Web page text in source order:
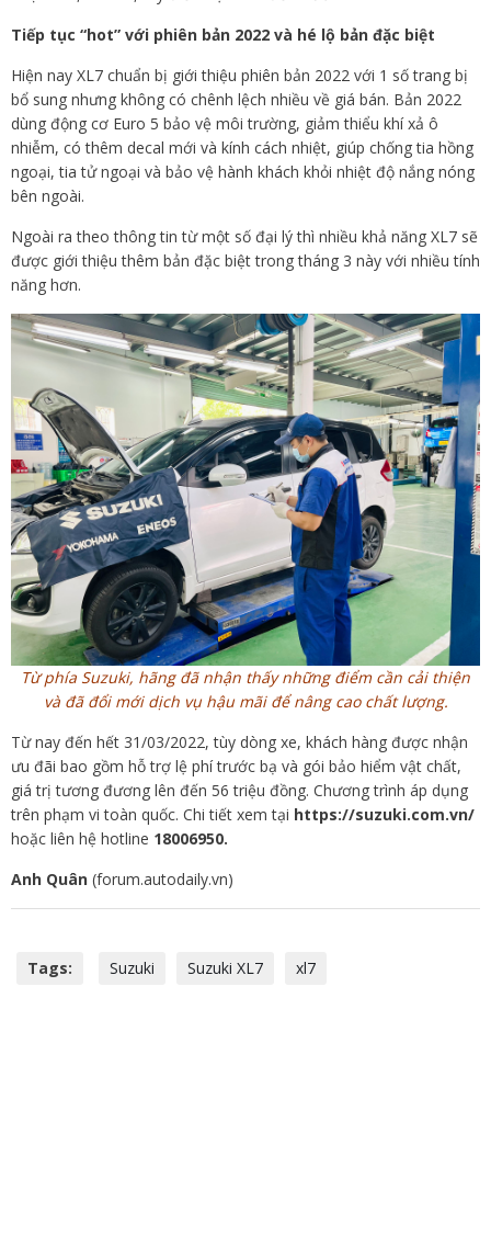
Tiếp tục “hot” với phiên bản 2022 và hé lộ bản đặc biệt
Hiện nay XL7 chuẩn bị giới thiệu phiên bản 2022 với 1 số trang bị
bổ sung nhưng không có chênh lệch nhiều về giá bán. Bản 2022
dùng động cơ Euro 5 bảo vệ môi trường, giảm thiểu khí xả ô
nhiễm, có thêm decal mới và kính cách nhiệt, giúp chống tia hồng
ngoại, tia tử ngoại và bảo vệ hành khách khỏi nhiệt độ nắng nóng
bên ngoài.
Ngoài ra theo thông tin từ một số đại lý thì nhiều khả năng XL7 sẽ
được giới thiệu thêm bản đặc biệt trong tháng 3 này với nhiều tính
năng hơn.
Từ phía Suzuki, hãng đã nhận thấy những điểm cần cải thiện
và đã đổi mới dịch vụ hậu mãi để nâng cao chất lượng.
Từ nay đến hết 31/03/2022, tùy dòng xe, khách hàng được nhận
ưu đãi bao gồm hỗ trợ lệ phí trước bạ và gói bảo hiểm vật chất,
giá trị tương đương lên đến 56 triệu đồng. Chương trình áp dụng
trên phạm vi toàn quốc. Chi tiết xem tại https://suzuki.com.vn/
hoặc liên hệ hotline 18006950.
Anh Quân (forum.autodaily.vn)
Tags: Suzuki Suzuki XL7 xl7